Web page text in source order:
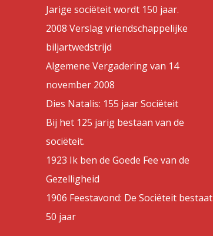
Jarige sociëteit wordt 150 jaar.
2008 Verslag vriendschappelijke
biljartwedstrijd
Algemene Vergadering van 14
november 2008
Dies Natalis: 155 jaar Sociëteit
Bij het 125 jarig bestaan van de
sociëteit.
1923 Ik ben de Goede Fee van de
Gezelligheid
1906 Feestavond: De Sociëteit bestaat
50 jaar